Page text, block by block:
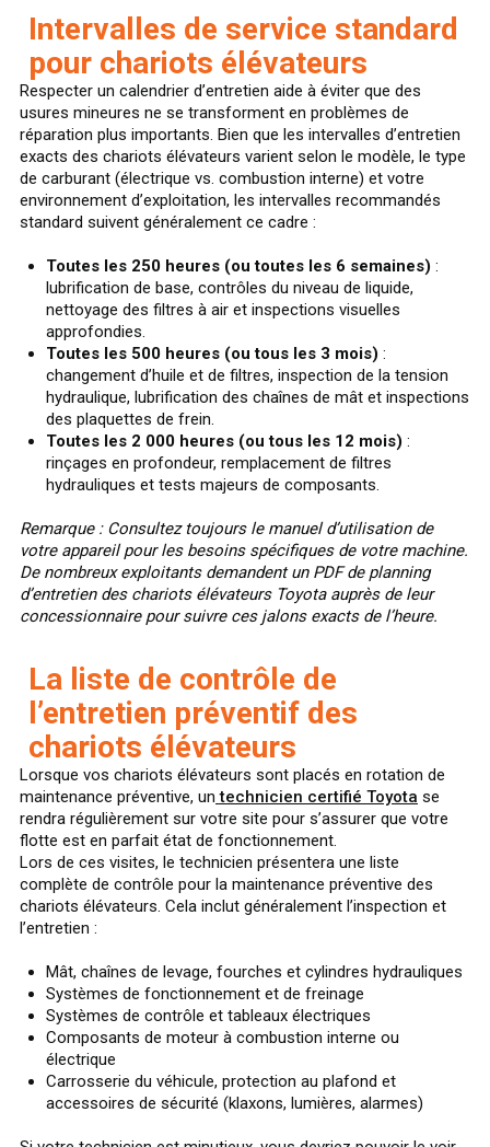
Intervalles de service standard
pour chariots élévateurs
Respecter un calendrier d’entretien aide à éviter que des
usures mineures ne se transforment en problèmes de
réparation plus importants. Bien que les intervalles d’entretien
exacts des chariots élévateurs varient selon le modèle, le type
de carburant (électrique vs. combustion interne) et votre
environnement d’exploitation, les intervalles recommandés
standard suivent généralement ce cadre :
Toutes les 250 heures (ou toutes les 6 semaines) :
lubrification de base, contrôles du niveau de liquide,
nettoyage des filtres à air et inspections visuelles
approfondies.
Toutes les 500 heures (ou tous les 3 mois) :
changement d’huile et de filtres, inspection de la tension
hydraulique, lubrification des chaînes de mât et inspections
des plaquettes de frein.
Toutes les 2 000 heures (ou tous les 12 mois) :
rinçages en profondeur, remplacement de filtres
hydrauliques et tests majeurs de composants.
Remarque : Consultez toujours le manuel d’utilisation de
votre appareil pour les besoins spécifiques de votre machine.
De nombreux exploitants demandent un PDF de planning
d’entretien des chariots élévateurs Toyota auprès de leur
concessionnaire pour suivre ces jalons exacts de l’heure.
La liste de contrôle de
l’entretien préventif des
chariots élévateurs
Lorsque vos chariots élévateurs sont placés en rotation de
maintenance préventive, un technicien certifié Toyota se
rendra régulièrement sur votre site pour s’assurer que votre
flotte est en parfait état de fonctionnement.
Lors de ces visites, le technicien présentera une liste
complète de contrôle pour la maintenance préventive des
chariots élévateurs. Cela inclut généralement l’inspection et
l’entretien :
Mât, chaînes de levage, fourches et cylindres hydrauliques
Systèmes de fonctionnement et de freinage
Systèmes de contrôle et tableaux électriques
Composants de moteur à combustion interne ou
électrique
Carrosserie du véhicule, protection au plafond et
accessoires de sécurité (klaxons, lumières, alarmes)